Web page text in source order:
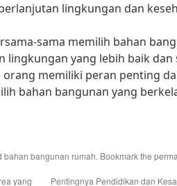
lingkungan dan
sama memilih bahan
yang lebih baik dan
memiliki peran penting
bahan bangunan yang
bahan bangunan rumah. Bookmark the
yang
Pentingnya Pendidikan dan